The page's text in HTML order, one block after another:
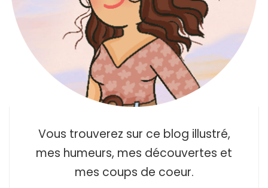
Vous trouverez sur ce blog illustré,
mes humeurs, mes découvertes et
mes coups de coeur.